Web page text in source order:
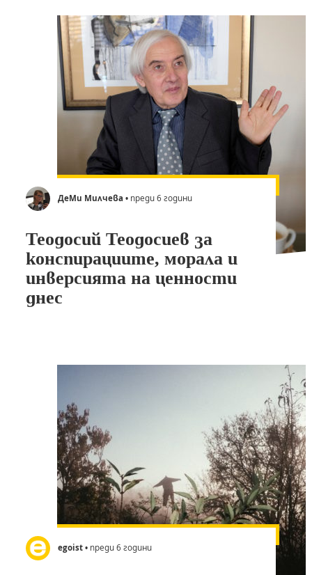
ДеМи Милчева • преди 6 години
Теодосий Теодосиев за
конспирациите, морала и
инверсията на ценности
днес
egoist• преди 6 години